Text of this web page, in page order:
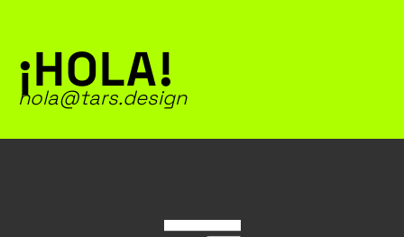
¡HOLA!
hola@tars.design